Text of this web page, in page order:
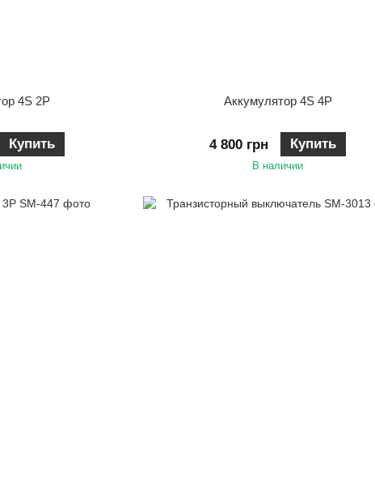
4S 2P
Купить
Аккумулятор 4S 4P
4 800 грн Купить
В наличии